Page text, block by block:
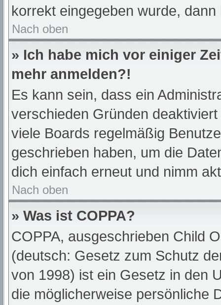
korrekt eingegeben wurde,
Nach oben
» Ich habe mich vor einiger
mehr anmelden?!
Es kann sein, dass ein
verschieden Gründen
viele Boards regelmäßig
geschrieben haben, um die
dich einfach erneut und nimm
Nach oben
» Was ist COPPA?
COPPA, ausgeschrieben Child
(deutsch: Gesetz zum Schutz
von 1998) ist ein Gesetz in den
die möglicherweise persönliche